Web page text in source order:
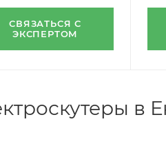
СВЯЗАТЬСЯ С
ЭКСПЕРТОМ
в